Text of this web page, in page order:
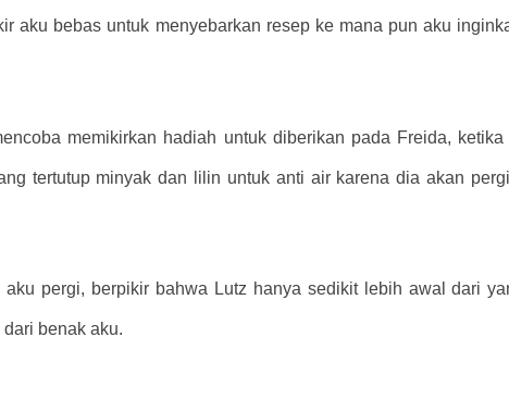
aku bebas untuk menyebarkan resep ke mana pun aku
memikirkan hadiah untuk diberikan pada Freida,
tertutup minyak dan lilin untuk anti air karena dia akan
pergi, berpikir bahwa Lutz hanya sedikit lebih awal dari
benak aku.